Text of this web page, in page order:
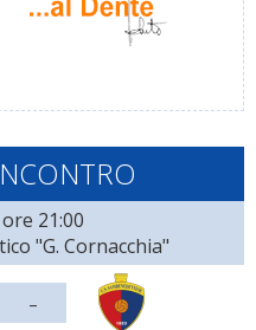
21:00
"G. Cornacchia"
-